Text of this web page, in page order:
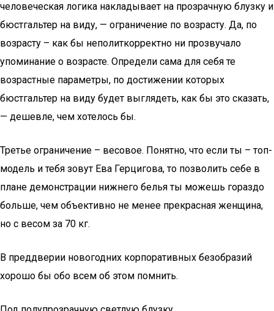
человеческая логика накладывает на прозрачную блузку и
бюстгальтер на виду, — ограничение по возрасту. Да, по
возрасту – как бы неполиткорректно ни прозвучало
упоминание о возрасте. Определи сама для себя те
возрастные параметры, по достижении которых
бюстгальтер на виду будет выглядеть, как бы это сказать,
— дешевле, чем хотелось бы.
Третье ограничение – весовое. Понятно, что если ты – топ-
модель и тебя зовут Ева Герцигова, то позволить себе в
плане демонстрации нижнего белья ты можешь гораздо
больше, чем объективно не менее прекрасная женщина,
но с весом за 70 кг.
В преддверии новогодних корпоративных безобразий
хорошо бы обо всем об этом помнить.